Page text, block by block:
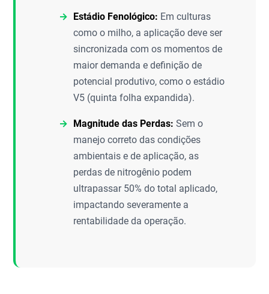
Estádio Fenológico: Em culturas
como o milho, a aplicação deve ser
sincronizada com os momentos de
maior demanda e definição de
potencial produtivo, como o estádio
V5 (quinta folha expandida).
Magnitude das Perdas: Sem o
manejo correto das condições
ambientais e de aplicação, as
perdas de nitrogênio podem
ultrapassar 50% do total aplicado,
impactando severamente a
rentabilidade da operação.